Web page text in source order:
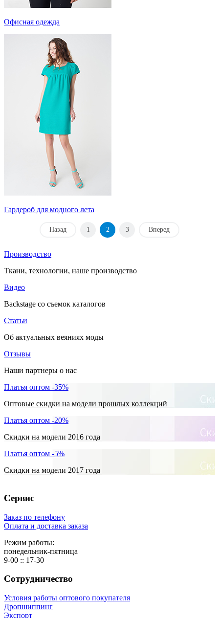
Офисная одежда
Гардероб для модного лета
Назад 1 2 3 Вперед
Производство
Ткани, технологии, наше производство
Видео
Backstage со съемок каталогов
Статьи
Об актуальных веяниях моды
Отзывы
Наши партнеры о нас
Платья оптом -35%
Оптовые скидки на модели прошлых коллекций
Платья оптом -20%
Скидки на модели 2016 года
Платья оптом -5%
Скидки на модели 2017 года
Сервис
Заказ по телефону
Оплата и доставка заказа
Режим работы:
понедельник-пятница
9-00 :: 17-30
Сотрудничество
Условия работы оптового покупателя
Дропшиппинг
Экспорт